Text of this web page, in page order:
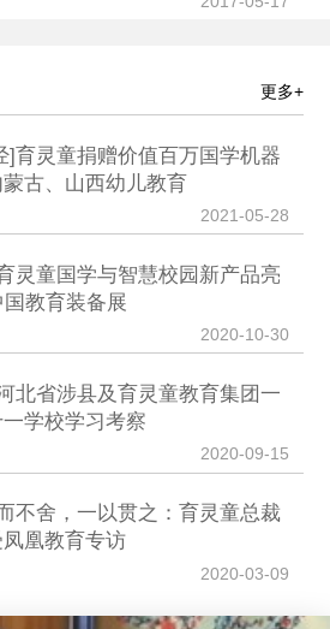
更多+
]育灵童捐赠价值百万国学机器
古、山西幼儿教育
2021-05-28
灵童国学与智慧校园新产品亮
教育装备展
2020-10-30
北省涉县及育灵童教育集团一
学校学习考察
2020-09-15
不舍，一以贯之：育灵童总裁
凰教育专访
2020-03-09